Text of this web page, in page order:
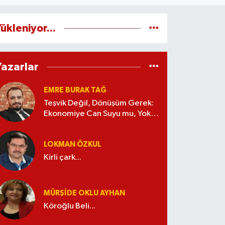
EMRE BURAK TAĞ
Teşvik Değil, Dönüşüm Gerek:
Ekonomiye Can Suyu mu, Yoksa
LOKMAN ÖZKUL
Kirli çark...
MÜRŞIDE OKLU AYHAN
Köroğlu Beli...